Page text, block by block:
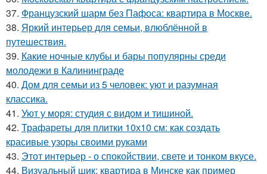
37. Французский шарм без Пафоса: квартира в Москве.
38. Яркий интерьер для семьи, влюблённой в
путешествия.
39. Какие ночные клубы и бары популярны среди
молодежи в Калининграде
40. Дом для семьи из 5 человек: уют и разумная
классика.
41. Уют у моря: студия с видом и тишиной.
42. Трафареты для плитки 10х10 см: как создать
красивые узоры своими руками
43. Этот интерьер - о спокойствии, свете и тонком вкусе.
44. Визуальный шик: квартира в Минске как пример